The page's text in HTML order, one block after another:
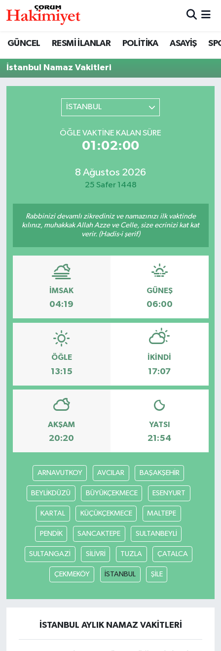
GÜNCEL RESMİ İLANLAR POLİTİKA ASAYİŞ
İstanbul Namaz Vakitleri
İSTANBUL
ÖĞLE VAKTINE KALAN SÜRE
01:02:00
8 Ağustos 2026
25 Safer 1448
Rabbinizi devamlı zikrediniz ve namazınızı ilk vaktinde
kılınız, muhakkak Allah Azze ve Celle, size ecrinizi kat kat
verir. (Hadis-i şerif)
İMSAK
04:19
GÜNEŞ
06:00
ÖĞLE
13:15
İKINDI
17:07
AKŞAM
20:20
YATSI
21:54
ARNAVUTKOY AVCILAR BAŞAKŞEHİR
BEYLİKDÜZÜ BÜYÜKÇEKMECE ESENYURT
KARTAL KÜÇÜKÇEKMECE MALTEPE
PENDİK SANCAKTEPE SULTANBEYLİ
SULTANGAZİ SİLİVRİ TUZLA ÇATALCA
ÇEKMEKÖY İSTANBUL ŞİLE
İSTANBUL AYLIK NAMAZ VAKITLERI
POLİTİKA
SAĞLIK
EKONOMİ
EĞİTİM
OTOPARK
TEKNOLOJİ
Nöbetçi Eczaneler
Hava Durumu
Çorum Namaz Vakitleri
Süper Lig Puan Durumu ve Fikstür
Son Dakika Haberleri
Haber Arşivi